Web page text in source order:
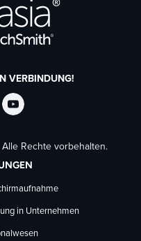
VERBINDUNG!
TechSmith
auf
YouTube
folgen
Rechte vorbehalten.
in Unternehmen